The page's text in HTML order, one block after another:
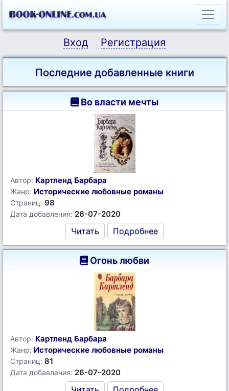
Вход Регистрация
Последние добавленные книги
Во власти мечты
Автор: Картленд Барбара
Жанр: Исторические любовные романы
Страниц: 98
Дата добавления: 26-07-2020
Читать Подробнее
Огонь любви
Автор: Картленд Барбара
Жанр: Исторические любовные романы
Страниц: 81
Дата добавления: 26-07-2020